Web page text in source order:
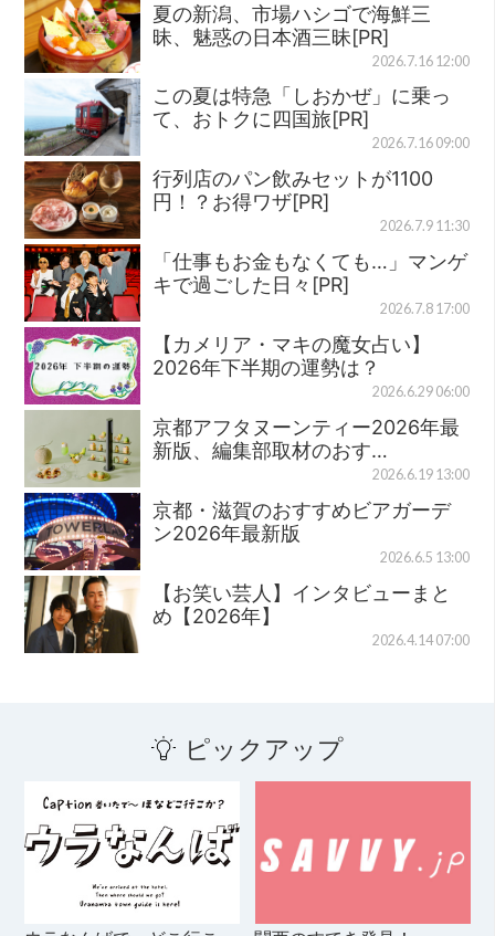
夏の新潟、市場ハシゴで海鮮三
昧、魅惑の日本酒三昧[PR]
2026.7.16 12:00
この夏は特急「しおかぜ」に乗っ
て、おトクに四国旅[PR]
2026.7.16 09:00
行列店のパン飲みセットが1100
円！？お得ワザ[PR]
2026.7.9 11:30
「仕事もお金もなくても…」マンゲ
キで過ごした日々[PR]
2026.7.8 17:00
【カメリア・マキの魔女占い】
2026年下半期の運勢は？
2026.6.29 06:00
京都アフタヌーンティー2026年最
新版、編集部取材のおす…
2026.6.19 13:00
京都・滋賀のおすすめビアガーデ
ン2026年最新版
2026.6.5 13:00
【お笑い芸人】インタビューまと
め【2026年】
2026.4.14 07:00
ピックアップ